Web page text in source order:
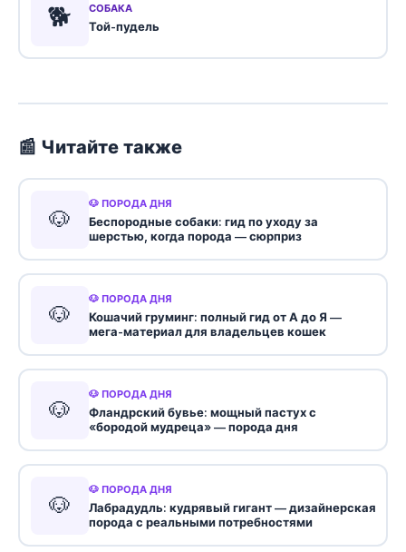
🐕 СОБАКА
Той-пудель
📰 Читайте также
🐶
🐶 ПОРОДА ДНЯ
Беспородные собаки: гид по уходу за
шерстью, когда порода — сюрприз
🐶
🐶 ПОРОДА ДНЯ
Кошачий груминг: полный гид от А до Я —
мега-материал для владельцев кошек
🐶
🐶 ПОРОДА ДНЯ
Фландрский бувье: мощный пастух с
«бородой мудреца» — порода дня
🐶
🐶 ПОРОДА ДНЯ
Лабрадудль: кудрявый гигант — дизайнерская
порода с реальными потребностями